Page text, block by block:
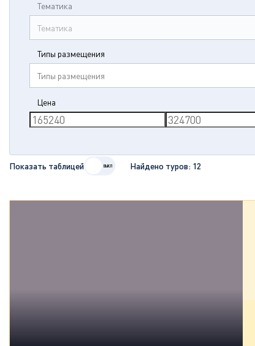
Тематика
Тематика
Типы размещения
Типы размещения
Цена
Показать таблицей Найдено туров: 12